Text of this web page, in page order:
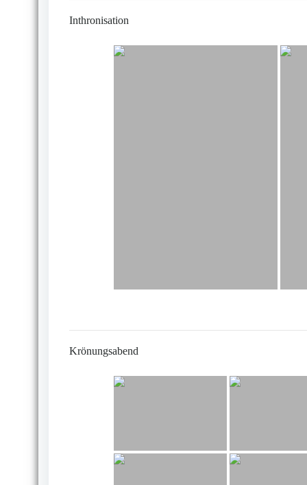
Inthronisation
Krönungsabend